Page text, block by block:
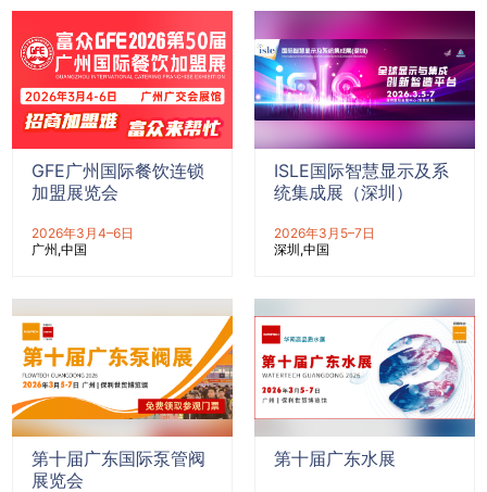
GFE广州国际餐饮连锁
加盟展览会
2026年3月4–6日
广州 中国
ISLE国际智慧显示及系
统集成展（深圳）
2026年3月5–7日
深圳 中国
第十届广东国际泵管阀
展览会
第十届广东水展